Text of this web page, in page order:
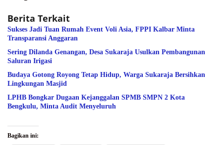
Berita Terkait
Sukses Jadi Tuan Rumah Event Voli Asia, FPPI Kalbar Minta
Transparansi Anggaran
Sering Dilanda Genangan, Desa Sukaraja Usulkan Pembangunan
Saluran Irigasi
Budaya Gotong Royong Tetap Hidup, Warga Sukaraja Bersihkan
Lingkungan Masjid
LPHB Bongkar Dugaan Kejanggalan SPMB SMPN 2 Kota
Bengkulu, Minta Audit Menyeluruh
Bagikan ini: